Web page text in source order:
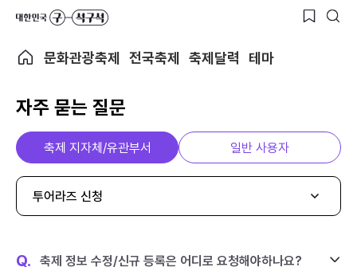
문화관광축제 전국축제 축제달력 테마
자주 묻는 질문
축제 지자체/유관부서 일반 사용자
투어라즈 신청
Q. 축제 정보 수정/신규 등록은 어디로 요청해야하나요?